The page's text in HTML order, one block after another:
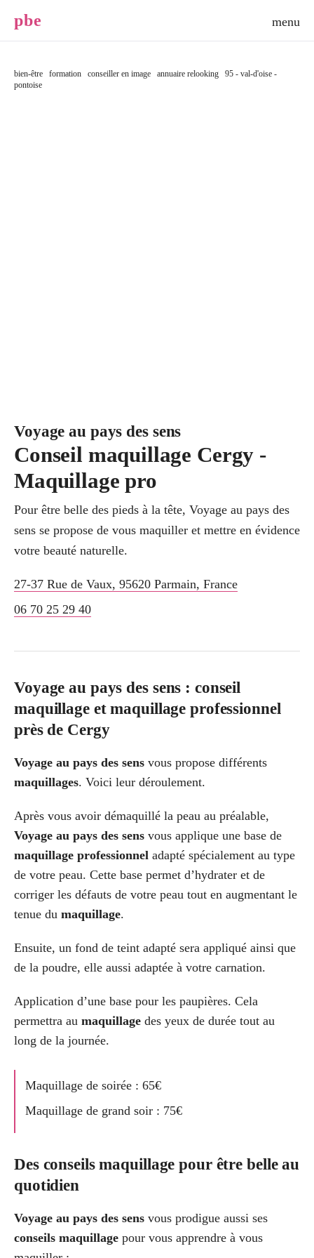
pbe
bien-être formation conseiller en image annuaire relooking
95 - val-d'oise -
pontoise
Voyage au pays des sens
Conseil maquillage Cergy -
Maquillage pro
Pour être belle des pieds à la tête, Voyage au pays des
sens se propose de vous maquiller et mettre en évidence
votre beauté naturelle.
27-37 Rue de Vaux, 95620 Parmain, France
06 70 25 29 40
Voyage au pays des sens : conseil
maquillage et maquillage professionnel
près de Cergy
Voyage au pays des sens vous propose différents
maquillages. Voici leur déroulement.
Après vous avoir démaquillé la peau au préalable,
Voyage au pays des sens vous applique une base de
maquillage professionnel adapté spécialement au type
de votre peau. Cette base permet d’hydrater et de
corriger les défauts de votre peau tout en augmentant le
tenue du maquillage.
Ensuite, un fond de teint adapté sera appliqué ainsi que
de la poudre, elle aussi adaptée à votre carnation.
Application d’une base pour les paupières. Cela
permettra au maquillage des yeux de durée tout au
long de la journée.
Maquillage de soirée : 65€
Maquillage de grand soir : 75€
Des conseils maquillage pour être belle au
quotidien
Voyage au pays des sens vous prodigue aussi ses
conseils maquillage pour vous apprendre à vous